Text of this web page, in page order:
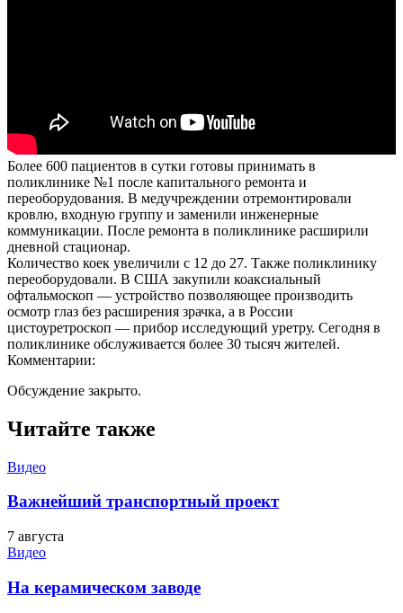
Более 600 пациентов в сутки готовы принимать в
поликлинике №1 после капитального ремонта и
переоборудования. В медучреждении отремонтировали
кровлю, входную группу и заменили инженерные
коммуникации. После ремонта в поликлинике расширили
дневной стационар.
Количество коек увеличили с 12 до 27. Также поликлинику
переоборудовали. В США закупили коаксиальный
офтальмоскоп — устройство позволяющее производить
осмотр глаз без расширения зрачка, а в России
цистоуретроскоп — прибор исследующий уретру. Сегодня в
поликлинике обслуживается более 30 тысяч жителей.
Комментарии:
Обсуждение закрыто.
Читайте также
Видео
Важнейший транспортный проект
7 августа
Видео
На керамическом заводе